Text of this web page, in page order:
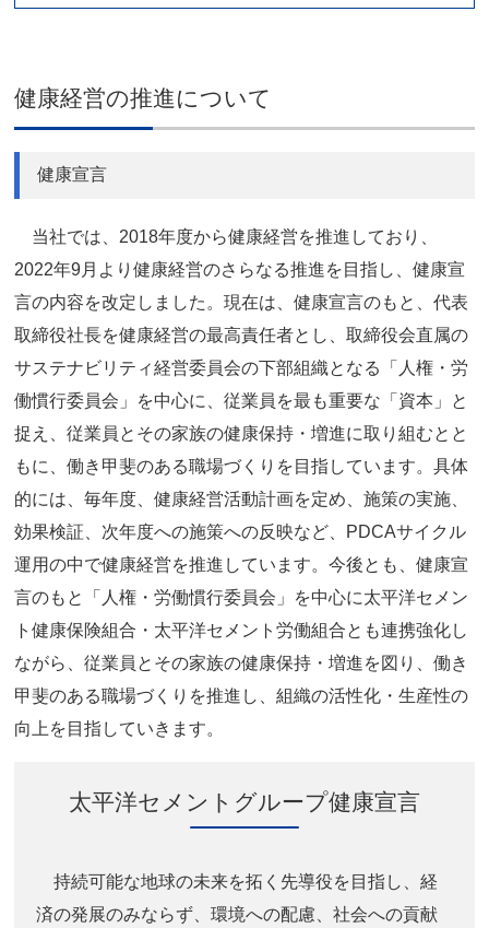
健康経営の推進について
健康宣言
当社では、2018年度から健康経営を推進しており、
2022年9月より健康経営のさらなる推進を目指し、健康宣
言の内容を改定しました。現在は、健康宣言のもと、代表
取締役社長を健康経営の最高責任者とし、取締役会直属の
サステナビリティ経営委員会の下部組織となる「人権・労
働慣行委員会」を中心に、従業員を最も重要な「資本」と
捉え、従業員とその家族の健康保持・増進に取り組むとと
もに、働き甲斐のある職場づくりを目指しています。具体
的には、毎年度、健康経営活動計画を定め、施策の実施、
効果検証、次年度への施策への反映など、PDCAサイクル
運用の中で健康経営を推進しています。今後とも、健康宣
言のもと「人権・労働慣行委員会」を中心に太平洋セメン
ト健康保険組合・太平洋セメント労働組合とも連携強化し
ながら、従業員とその家族の健康保持・増進を図り、働き
甲斐のある職場づくりを推進し、組織の活性化・生産性の
向上を目指していきます。
太平洋セメントグループ健康宣言
持続可能な地球の未来を拓く先導役を目指し、経
済の発展のみならず、環境への配慮、社会への貢献